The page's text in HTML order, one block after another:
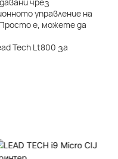
чрез
управление на
е, можете да